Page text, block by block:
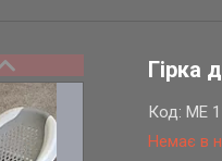
Гірка
Немає в
Код:ME